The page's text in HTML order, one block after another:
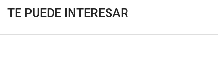
TE PUEDE INTERESAR